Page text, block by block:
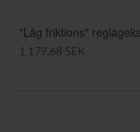
"Låg friktions"
1 179,68 SEK